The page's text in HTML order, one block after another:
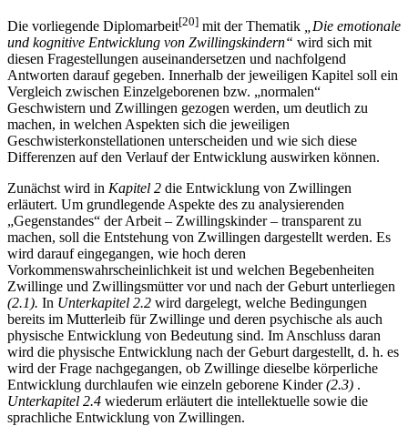
Die vorliegende Diplomarbeit[20] mit der Thematik
„Die emotionale
und kognitive Entwicklung von Zwillingskindern“ wird sich mit
diesen Fragestellungen auseinandersetzen und nachfolgend
Antworten darauf gegeben. Innerhalb der jeweiligen Kapitel soll ein
Vergleich zwischen Einzelgeborenen bzw. „normalen“
Geschwistern und Zwillingen gezogen werden, um deutlich zu
machen, in welchen Aspekten sich die jeweiligen
Geschwisterkonstellationen unterscheiden und wie sich diese
Differenzen auf den Verlauf der Entwicklung auswirken können.
Zunächst wird in Kapitel 2 die Entwicklung von Zwillingen
erläutert. Um grundlegende Aspekte des zu analysierenden
„Gegenstandes“ der Arbeit – Zwillingskinder – transparent zu
machen, soll die Entstehung von Zwillingen dargestellt werden. Es
wird darauf eingegangen, wie hoch deren
Vorkommenswahrscheinlichkeit ist und welchen Begebenheiten
Zwillinge und Zwillingsmütter vor und nach der Geburt unterliegen
(2.1). In Unterkapitel 2.2 wird dargelegt, welche Bedingungen
bereits im Mutterleib für Zwillinge und deren psychische als auch
physische Entwicklung von Bedeutung sind. Im Anschluss daran
wird die physische Entwicklung nach der Geburt dargestellt, d. h. es
wird der Frage nachgegangen, ob Zwillinge dieselbe körperliche
Entwicklung durchlaufen wie einzeln geborene Kinder(2.3) .
Unterkapitel 2.4 wiederum erläutert die intellektuelle sowie die
sprachliche Entwicklung von Zwillingen.